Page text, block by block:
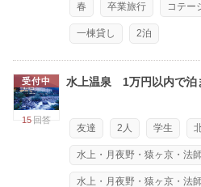
春 卒業旅行 コテー
一棟貸し 2泊
受付中
15 回答
水上温泉 1万円以内で泊
友達 2人 学生
水上・月夜野・猿ヶ京・法
水上・月夜野・猿ヶ京・法